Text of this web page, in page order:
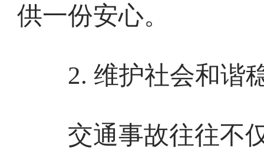
供一份安心。
2. 维护社会和谐
交通事故往往不仅